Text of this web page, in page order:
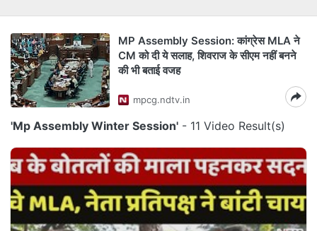
MP Assembly Session: कांग्रेस MLA ने
CM को दी ये सलाह, शिवराज के सीएम नहीं बनने
की भी बताई वजह
mpcg.ndtv.in
'Mp Assembly Winter Session' - 11 Video Result(s)